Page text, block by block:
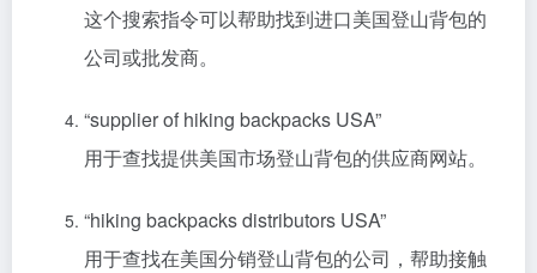
这个搜索指令可以帮助找到进口美国登山背包的
公司或批发商。
“supplier of hiking backpacks USA”
用于查找提供美国市场登山背包的供应商网站。
“hiking backpacks distributors USA”
用于查找在美国分销登山背包的公司，帮助接触